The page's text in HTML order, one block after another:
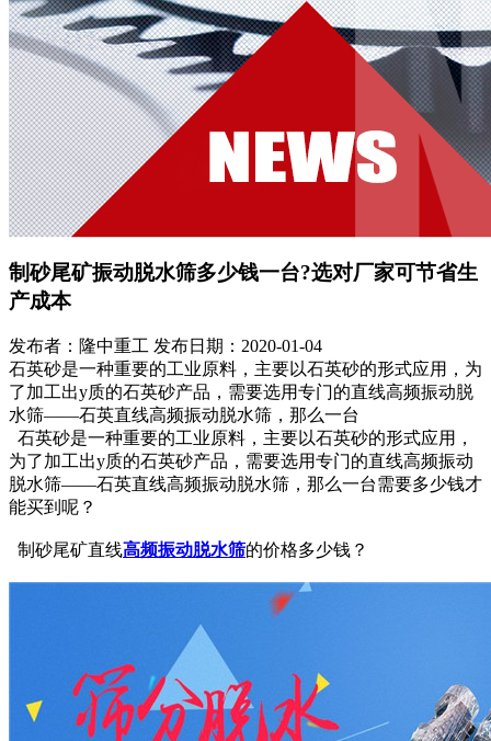
制砂尾矿振动脱水筛多少钱一台?选对厂家可节省生
产成本
发布者：隆中重工 发布日期：2020-01-04
石英砂是一种重要的工业原料，主要以石英砂的形式应用，为
了加工出y质的石英砂产品，需要选用专门的直线高频振动脱
水筛——石英直线高频振动脱水筛，那么一台
石英砂是一种重要的工业原料，主要以石英砂的形式应用，
为了加工出y质的石英砂产品，需要选用专门的直线高频振动
脱水筛——石英直线高频振动脱水筛，那么一台需要多少钱才
能买到呢？
制砂尾矿直线高频振动脱水筛的价格多少钱？